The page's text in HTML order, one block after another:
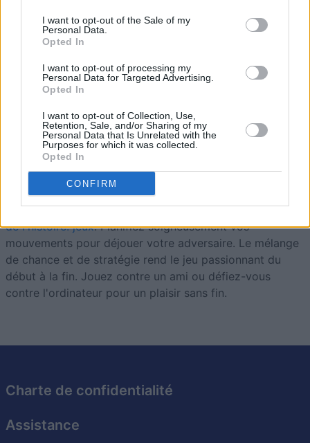
I want to opt-out of the Sale of my
Personal Data.
Opted In
I want to opt-out of processing my
Personal Data for Targeted Advertising.
Opted In
I want to opt-out of Collection, Use,
Retention, Sale, and/or Sharing of my
Personal Data that Is Unrelated with the
Purposes for which it was collected.
Opted In
CONFIRM
Aujourd'hui Ce mois
Visez haut ! CONNEX
Backgammon Description
Backgammon et meilleur que jamais ! Facile à jouer mais
difficile à maîtriser, mettez vos compétences à l'épreuve
sur l'un desboard les plus anciens et les plus célèbres
de l'histoire. jeux. Planifiez soigneusement vos
mouvements pour déjouer votre adversaire. Le mélange
de chance et de stratégie rend le jeu passionnant du
début à la fin. Jouez contre un ami ou défiez-vous
contre l'ordinateur pour un plaisir sans fin.
Charte de confidentialité
Assistance